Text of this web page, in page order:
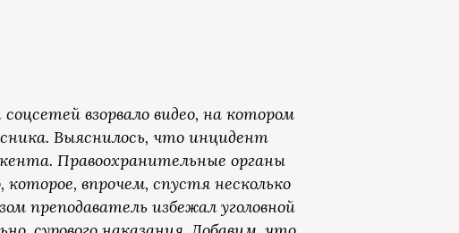
взорвало видео, на котором
Выяснилось, что инцидент
Правоохранительные органы
впрочем, спустя несколько
преподаватель избежал уголовной